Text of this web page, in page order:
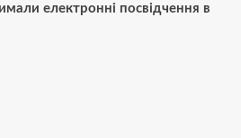
електронні посвідчення в